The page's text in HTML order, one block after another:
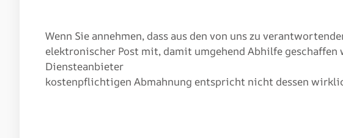
Wenn Sie annehmen, dass aus den von uns zu
elektronischer Post mit, damit umgehend Abhilfe
Diensteanbieter
kostenpflichtigen Abmahnung entspricht nicht dessen